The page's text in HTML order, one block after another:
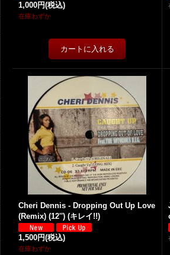
1,000円(税込)
在庫わずか
Cheri Dennis - Dropping Out Up Love
(Remix) (12'') (キレイ!!)
1,500円(税込)
在庫わずか